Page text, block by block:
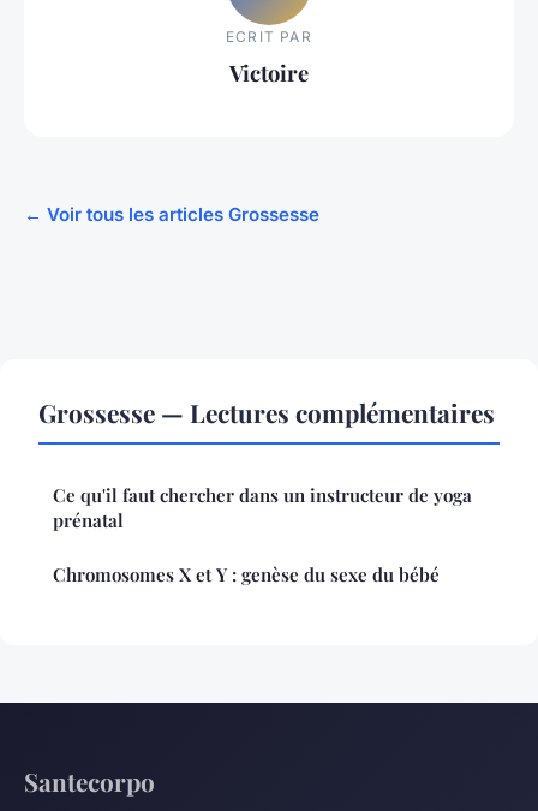
ECRIT PAR
Victoire
← Voir tous les articles Grossesse
Grossesse — Lectures complémentaires
Ce qu'il faut chercher dans un instructeur de yoga
prénatal
Chromosomes X et Y : genèse du sexe du bébé
Santecorpo